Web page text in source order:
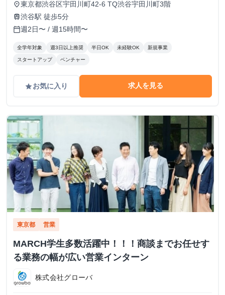
place東京都渋谷区宇田川町42-6 TQ渋谷宇田川町3階
train渋谷駅 徒歩5分
calendar_today週2日〜 / 週15時間〜
全学年対象 週3日以上推奨 半日OK 未経験OK 新規事業
スタートアップ ベンチャー
gradeお気に入り 求人を見る
東京都 営業
MARCH学生多数活躍中！！！商談までお任せす
る業務の幅が広い営業インターン
株式会社グローバ